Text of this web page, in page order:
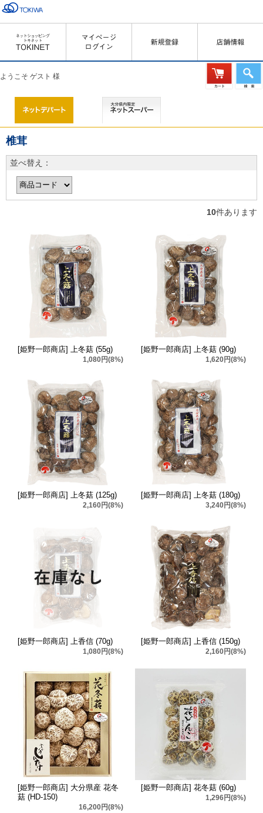
ようこそ ゲスト 様
椎茸
並べ替え：
10件あります
[姫野一郎商店] 上冬菇 (55g)
1,080円(8%)
[姫野一郎商店] 上冬菇 (90g)
1,620円(8%)
[姫野一郎商店] 上冬菇 (125g)
2,160円(8%)
[姫野一郎商店] 上冬菇 (180g)
3,240円(8%)
[姫野一郎商店] 上香信 (70g)
1,080円(8%)
[姫野一郎商店] 上香信 (150g)
2,160円(8%)
[姫野一郎商店] 大分県産 花冬
菇 (HD-150)
16,200円(8%)
[姫野一郎商店] 花冬菇 (60g)
1,296円(8%)